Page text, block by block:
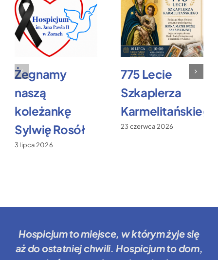
Żegnamy
naszą
koleżankę
Sylwię Rosół
3 lipca 2026
775 Lecie
Szkaplerza
Karmelitańskiego
23 czerwca 2026
Hospicjum to miejsce, w którym żyje się
aż do ostatniej chwili. Hospicjum to dom,